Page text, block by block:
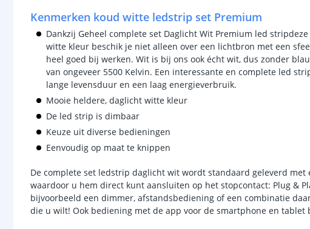
Kenmerken koud witte ledstrip set Premium
Dankzij Geheel complete set Daglicht Wit Premium led
witte kleur beschik je niet alleen over een lichtbron met een
heel goed bij werken. Wit is bij ons ook écht wit, dus zonder
van ongeveer 5500 Kelvin. Een interessante en complete led
lange levensduur en een laag energieverbruik.
Mooie heldere, daglicht witte kleur
De led strip is dimbaar
Keuze uit diverse bedieningen
Eenvoudig op maat te knippen
De complete set ledstrip daglicht wit wordt standaard geleverd met
waardoor u hem direct kunt aansluiten op het stopcontact: Plug &
bijvoorbeeld een dimmer, afstandsbediening of een combinatie
die u wilt! Ook bediening met de app voor de smartphone en tablet